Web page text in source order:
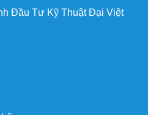
Đầu Tư Kỹ Thuật Đại Việt